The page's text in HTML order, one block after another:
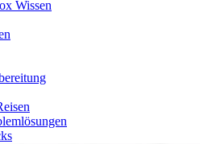
Wissen